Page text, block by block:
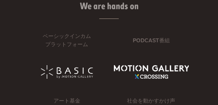
We are hands on
ベーシックインカム
プラットフォーム
PODCAST番組
アート基金 社会を動かすかけ声